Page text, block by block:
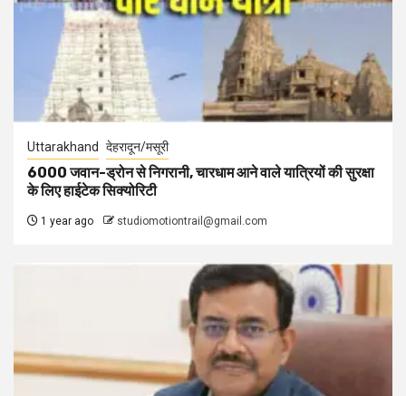
Uttarakhand देहरादून/मसूरी
6000 जवान-ड्रोन से निगरानी, चारधाम आने वाले यात्रियों की सुरक्षा
के लिए हाईटेक सिक्योरिटी
1 year ago studiomotiontrail@gmail.com